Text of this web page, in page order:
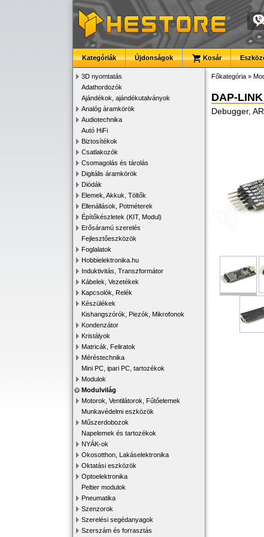
Kategóriák Újdonságok Kosár
3D nyomtatás
Adathordozók
Ajándékok, ajándékutalványok
Analóg áramkörök
Audiotechnika
Autó HiFi
Biztosítékok
Csatlakozók
Csomagolás és tárolás
Digitális áramkörök
Diódák
Elemek, Akkuk, Töltők
Ellenállások, Potméterek
Építőkészletek (KIT, Modul)
Erősáramú szerelés
Fejlesztőeszközök
Foglalatok
Hobbielektronika.hu
Induktivitás, Transzformátor
Kábelek, Vezetékek
Kapcsolók, Relék
Készülékek
Kishangszórók, Piezók, Mikrofonok
Kondenzátor
Kristályok
Matricák, Feliratok
Méréstechnika
Mini PC, ipari PC, tartozékok
Modulok
Modulvilág
Motorok, Ventilátorok, Fűtőelemek
Munkavédelmi eszközök
Műszerdobozok
Napelemek és tartozékok
NYÁK-ok
Okosotthon, Lakáselektronika
Oktatási eszközök
Optoelektronika
Peltier modulok
Pneumatika
Szenzorok
Szerelési segédanyagok
Szerszám és forrasztás
Főkategória »
DAP-LINK
Debugger,